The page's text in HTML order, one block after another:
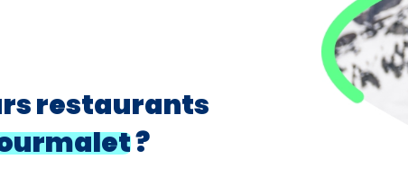
restaurants
?